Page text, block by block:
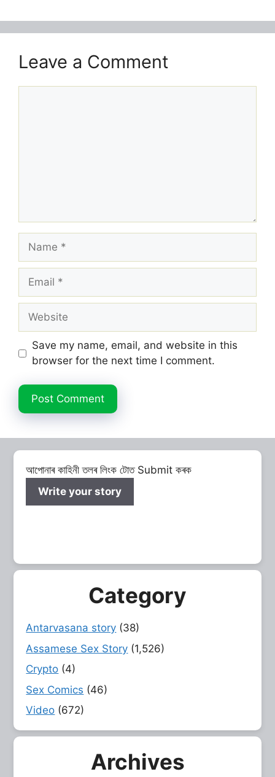
Leave a Comment
Name
Email
Website
Save my name, email, and website in this
browser for the next time I comment.
আপোনাৰ কাহিনী তলৰ লিংক টোত Submit কৰক
Write your story
Category
Antarvasana story (38)
Assamese Sex Story (1,526)
Crypto (4)
Sex Comics (46)
Video (672)
Archives